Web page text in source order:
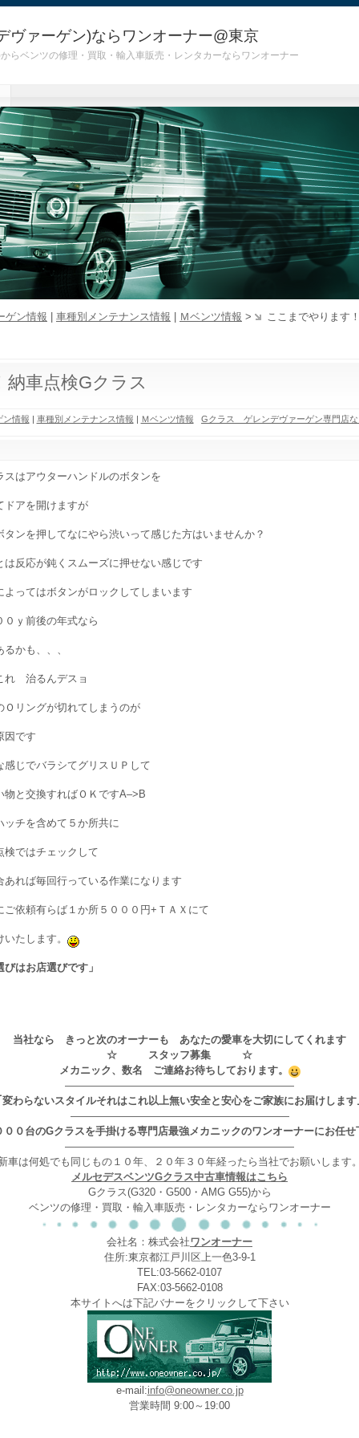
ヴァーゲン)ならワンオーナー@東京
ベンツの修理・買取・輸入車販売・レンタカーならワンオーナー
ゲン情報 車種別メンテナンス情報 Ｍベンツ情報 > ここまでやります
車点検Gクラス
ン情報 | 車種別メンテナンス情報 | Ｍベンツ情報 Gクラス ゲレンデヴァーゲン専門店な
スはアウターハンドルのボタンを
ドアを開けますが
タンを押してなにやら渋いって感じた方はいませんか？
は反応が鈍くスムーズに押せない感じです
よってはボタンがロックしてしまいます
０ｙ前後の年式なら
るかも、、、
れ 治るんデスョ
Ｏリングが切れてしまうのが
因です
感じでバラシてグリスＵＰして
物と交換すればＯＫですA–>B
ッチを含めて５か所共に
検ではチェックして
あれば毎回行っている作業になります
ご依頼有らば１か所５０００円+ＴＡＸにて
いたします。
びはお店選びです」
当社なら きっと次のオーナーも あなたの愛車を大切にしてくれます
☆ スタッフ募集 ☆
メカニック、数名 ご連絡お待ちしております。
——————————————————————
変わらないスタイルそれはこれ以上無い安全と安心をご家族にお届けします
—————————————————————
００台のGクラスを手掛ける専門店最強メカニックのワンオーナーにお任せ
——————————————————————
車は何処でも同じもの１０年、２０年３０年経ったら当社でお願いします。
メルセデスベンツGクラス中古車情報はこちら
Gクラス(G320・G500・AMG G55)から
ベンツの修理・買取・輸入車販売・レンタカーならワンオーナー
会社名：株式会社ワンオーナー
住所:東京都江戸川区上一色3-9-1
TEL:03-5662-0107
FAX:03-5662-0108
本サイトへは下記バナーをクリックして下さい
e-mail:info@oneowner.co.jp
営業時間 9:00～19:00